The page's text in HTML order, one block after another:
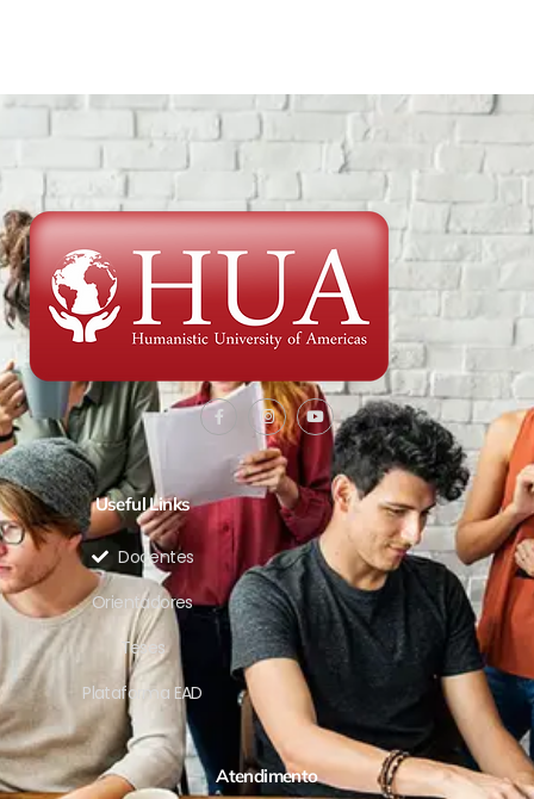
Useful Links
Docentes
Orientadores
Teses
Plataforma EAD
Atendimento